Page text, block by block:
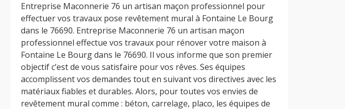
Entreprise Maconnerie 76 un artisan maçon professionnel pour
effectuer vos travaux pose revêtement mural à Fontaine Le Bourg
dans le 76690. Entreprise Maconnerie 76 un artisan maçon
professionnel effectue vos travaux pour rénover votre maison à
Fontaine Le Bourg dans le 76690. Il vous informe que son premier
objectif c’est de vous satisfaire pour vos rêves. Ses équipes
accomplissent vos demandes tout en suivant vos directives avec les
matériaux fiables et durables. Alors, pour toutes vos envies de
revêtement mural comme : béton, carrelage, placo, les équipes de